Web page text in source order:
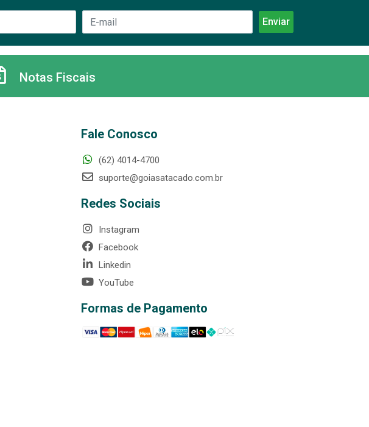
Notas Fiscais
Fale Conosco
(62) 4014-4700
suporte@goiasatacado.com.br
Redes Sociais
Instagram
Facebook
Linkedin
YouTube
Formas de Pagamento